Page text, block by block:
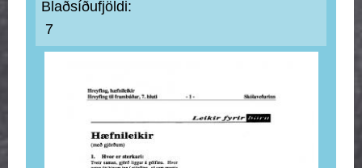
Blaðsíðufjöldi:
7